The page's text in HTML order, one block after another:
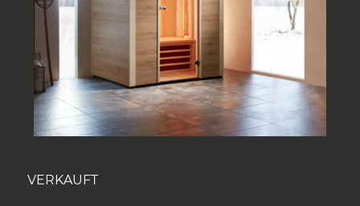
VERKAUFT